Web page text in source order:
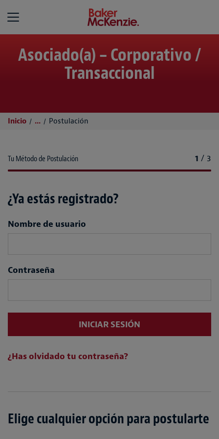
Baker McKenzie
Asociado(a) – Corporativo /
Transaccional
Inicio ... Postulación
Tu Método de Postulación 1 / 3
¿Ya estás registrado?
Login
Nombre de usuario
Contraseña
INICIAR SESIÓN
¿Has olvidado tu contraseña?
Elige cualquier opción para postularte